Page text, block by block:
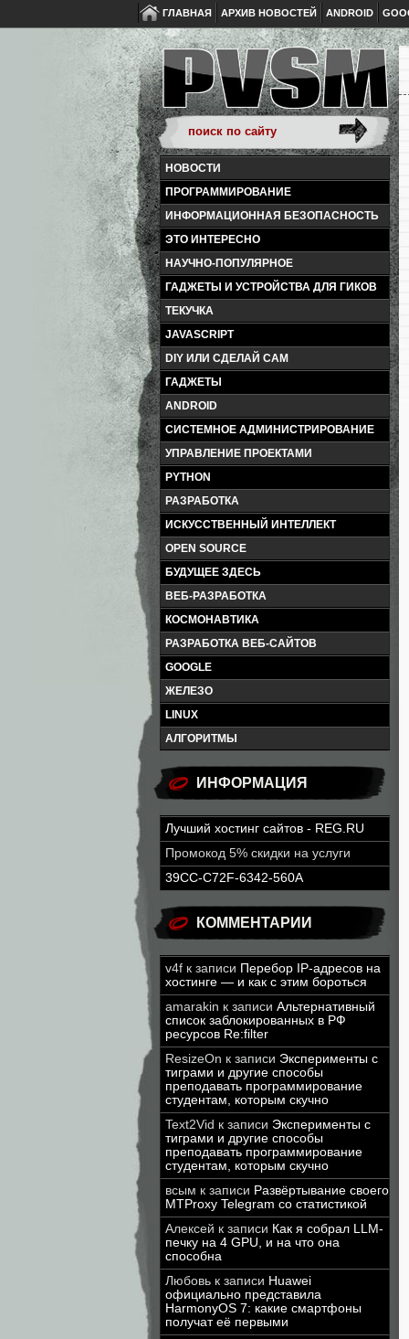
ГЛАВНАЯ АРХИВ НОВОСТЕЙ ANDROID
НОВОСТИ
ПРОГРАММИРОВАНИЕ
ИНФОРМАЦИОННАЯ БЕЗОПАСНОСТЬ
ЭТО ИНТЕРЕСНО
НАУЧНО-ПОПУЛЯРНОЕ
ГАДЖЕТЫ И УСТРОЙСТВА ДЛЯ ГИКОВ
ТЕКУЧКА
JAVASCRIPT
DIY ИЛИ СДЕЛАЙ САМ
ГАДЖЕТЫ
ANDROID
СИСТЕМНОЕ АДМИНИСТРИРОВАНИЕ
УПРАВЛЕНИЕ ПРОЕКТАМИ
PYTHON
РАЗРАБОТКА
ИСКУССТВЕННЫЙ ИНТЕЛЛЕКТ
OPEN SOURCE
БУДУЩЕЕ ЗДЕСЬ
ВЕБ-РАЗРАБОТКА
КОСМОНАВТИКА
РАЗРАБОТКА ВЕБ-САЙТОВ
GOOGLE
ЖЕЛЕЗО
LINUX
АЛГОРИТМЫ
ИНФОРМАЦИЯ
Лучший хостинг сайтов - REG.RU
Промокод 5% скидки на услуги
39CC-C72F-6342-560A
КОММЕНТАРИИ
v4f к записи Перебор IP-адресов на
хостинге — и как с этим бороться
amarakin к записи Альтернативный
список заблокированных в РФ
ресурсов Re:filter
ResizeOn к записи Эксперименты с
тиграми и другие способы
преподавать программирование
студентам, которым скучно
Text2Vid к записи Эксперименты с
тиграми и другие способы
преподавать программирование
студентам, которым скучно
всым к записи Развёртывание своего
MTProxy Telegram со статистикой
Алексей к записи Как я собрал LLM-
печку на 4 GPU, и на что она
способна
Любовь к записи Huawei
официально представила
HarmonyOS 7: какие смартфоны
получат её первыми